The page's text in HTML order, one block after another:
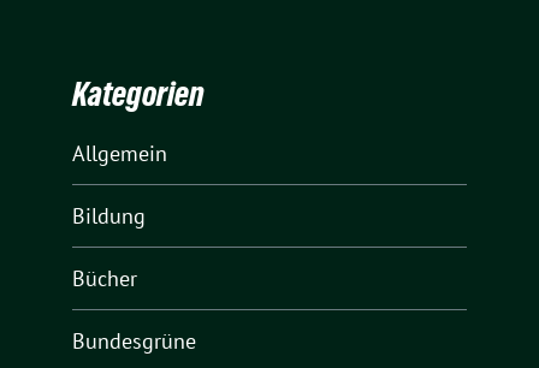
Kategorien
Allgemein
Bildung
Bücher
Bundesgrüne